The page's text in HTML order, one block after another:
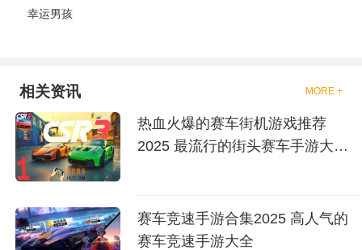
幸运男孩
相关资讯 MORE +
热血火爆的赛车街机游戏推荐
2025 最流行的街头赛车手游大盘
赛车竞速手游合集2025 高人气的
赛车竞速手游大全